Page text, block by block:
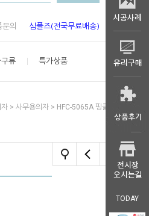
TODAY
문의 심플즈(전국무료배송)
류 특가상품
자 > 사무용의자 > HFC-5065A 핑클 체어